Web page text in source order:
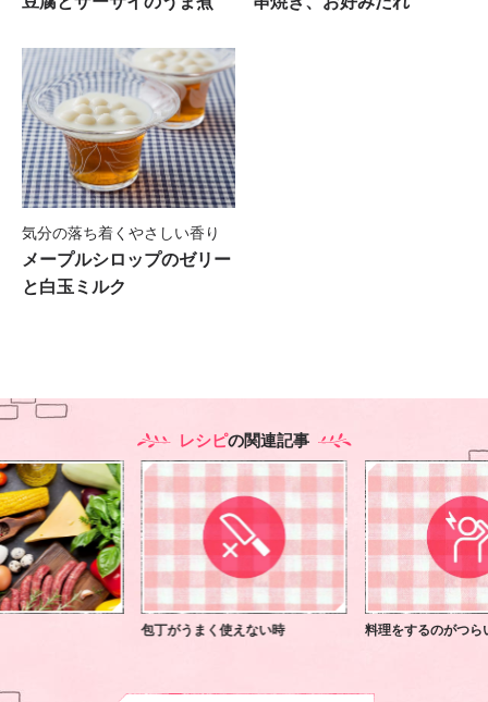
気分の落ち着くやさしい香り
メープルシロップのゼリー
と白玉ミルク
レシピの関連記事
包丁がうまく使えない時 料理をするのがつら